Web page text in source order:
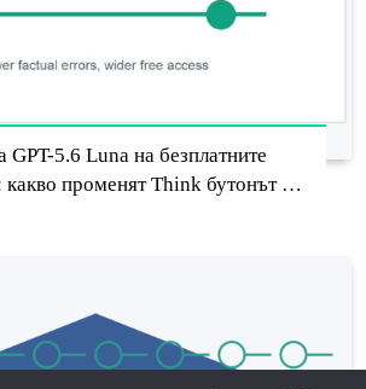
GPT-5.6 Luna на безплатните
какво променят Think бутонът и